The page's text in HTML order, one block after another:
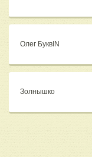
Олег БуквIN
Золнышко